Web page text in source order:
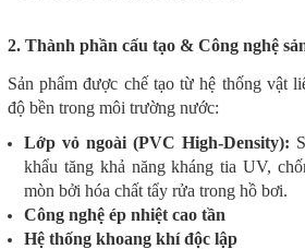
2. Thành phần cấu tạo & Công nghệ
Sản phẩm được chế tạo từ hệ thống vật
độ bền trong môi trường nước:
Lớp vỏ ngoài (PVC High-Density):
khẩu tăng khả năng kháng tia UV,
mòn bởi hóa chất tẩy rửa trong hồ bơi.
Công nghệ ép nhiệt cao tần
Hệ thống khoang khí độc lập